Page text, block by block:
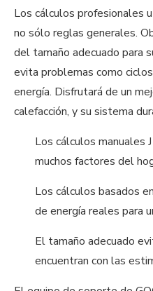
Los cálculos profesionales
no sólo reglas generales.
del tamaño adecuado para
evita problemas como
energía. Disfrutará de un
calefacción, y su sistema
Los cálculos manuales
muchos factores del
Los cálculos basados
de energía reales para
El tamaño adecuado
encuentran con las